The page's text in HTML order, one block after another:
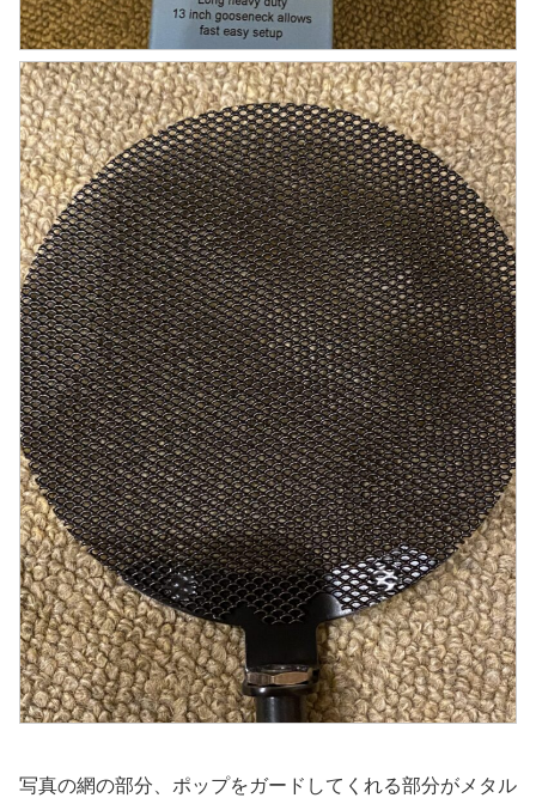
写真の網の部分、ポップをガードしてくれる部分がメタル